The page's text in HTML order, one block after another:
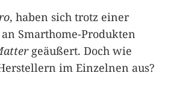
, haben sich trotz einer
Smarthome-Produkten
geäußert. Doch wie
im Einzelnen aus?